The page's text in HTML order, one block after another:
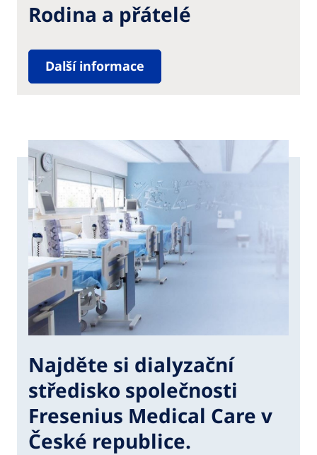
Rodina a přátelé
Další informace
Najděte si dialyzační
středisko společnosti
Fresenius Medical Care v
České republice.